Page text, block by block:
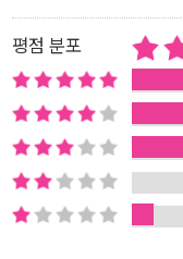
도적 토대는 굳건하다.
성된 무력으로 일으킨
로 세계를 지배했다. 왜 로마는
지배가 신적인 의지에서
나의 법’을 정립해야 했
그것이 바로 로마법이
정치, 법률, 종교적으로
평점 분포